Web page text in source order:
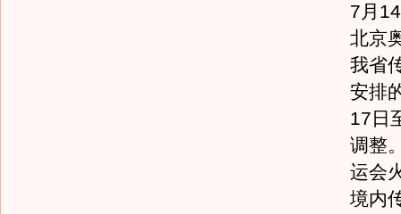
7月
北京
我省
安排
17日
调整
运会
境内